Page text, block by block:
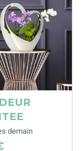
demain